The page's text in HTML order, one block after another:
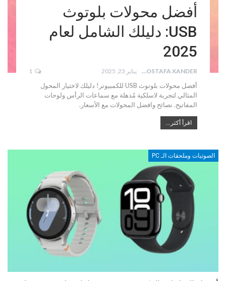
أفضل محولات بلوتوث
USB: دليلك الشامل لعام
2025
MOSTAFA XANDER يناير 23, 2025 1
أفضل محولات بلوتوث USB للكمبيوتر! دليلك لاختيار المحول
المثالي لتجربة لاسلكية مُذهلة مع سماعات الرأس ولوحات
المفاتيح. نصائح وافضل المحولات مع الأسعار.
اقرأ أكثر...
الصوتيات وملحقات الـ PC